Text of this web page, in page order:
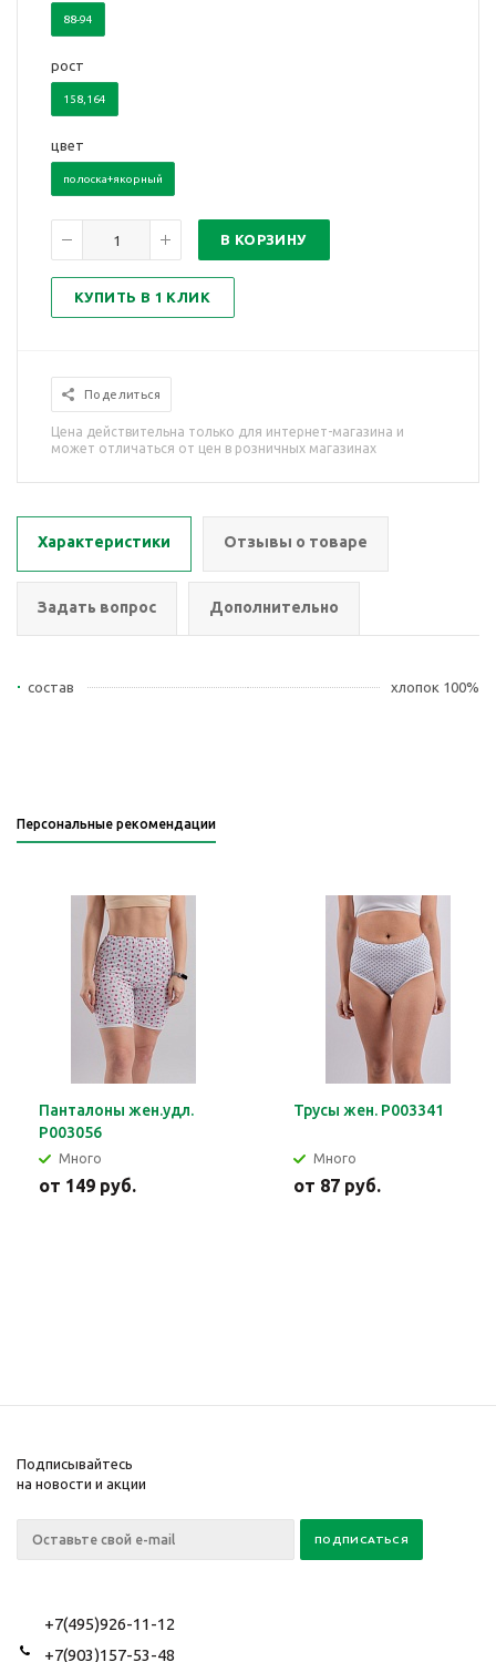
88-94
рост
158,164
цвет
полоска+якорный
В КОРЗИНУ
КУПИТЬ В 1 КЛИК
Поделиться
Цена действительна только для интернет-магазина и
может отличаться от цен в розничных магазинах
Характеристики Отзывы о товаре
Задать вопрос Дополнительно
состав хлопок 100%
Персональные рекомендации
Панталоны жен.удл.
Р003056
Много
от 149 руб.
Трусы жен. Р003341
Много
от 87 руб.
Подписывайтесь
на новости и акции
+7(495)926-11-12
+7(903)157-53-48